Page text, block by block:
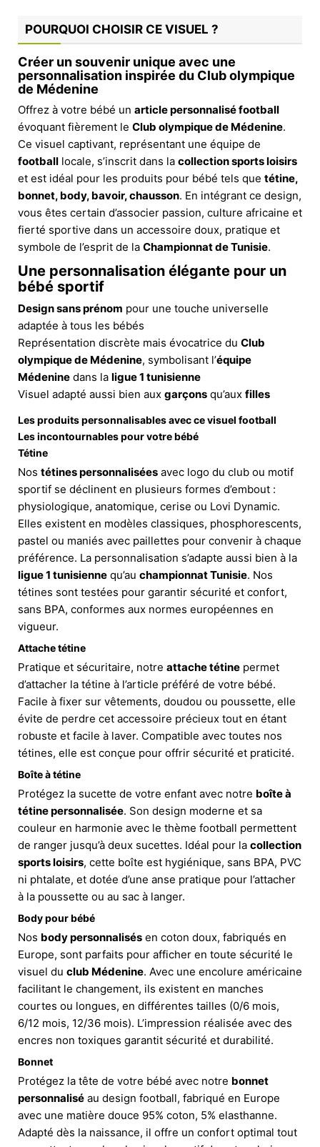
POURQUOI CHOISIR CE VISUEL ?
Créer un souvenir unique avec une
personnalisation inspirée du Club olympique
de Médenine
Offrez à votre bébé un article personnalisé football
évoquant fièrement le Club olympique de Médenine.
Ce visuel captivant, représentant une équipe de
football locale, s’inscrit dans la collection sports loisirs
et est idéal pour les produits pour bébé tels que tétine,
bonnet, body, bavoir, chausson. En intégrant ce design,
vous êtes certain d’associer passion, culture africaine et
fierté sportive dans un accessoire doux, pratique et
symbole de l’esprit de la Championnat de Tunisie.
Une personnalisation élégante pour un
bébé sportif
Design sans prénom pour une touche universelle
adaptée à tous les bébés
Représentation discrète mais évocatrice du Club
olympique de Médenine, symbolisant l’équipe
Médenine dans la ligue 1 tunisienne
Visuel adapté aussi bien aux garçons qu’aux filles
Les produits personnalisables avec ce visuel football
Les incontournables pour votre bébé
Tétine
Nos tétines personnalisées avec logo du club ou motif
sportif se déclinent en plusieurs formes d’embout :
physiologique, anatomique, cerise ou Lovi Dynamic.
Elles existent en modèles classiques, phosphorescents,
pastel ou maniés avec paillettes pour convenir à chaque
préférence. La personnalisation s’adapte aussi bien à la
ligue 1 tunisienne qu’au championnat Tunisie. Nos
tétines sont testées pour garantir sécurité et confort,
sans BPA, conformes aux normes européennes en
vigueur.
Attache tétine
Pratique et sécuritaire, notre attache tétine permet
d’attacher la tétine à l’article préféré de votre bébé.
Facile à fixer sur vêtements, doudou ou poussette, elle
évite de perdre cet accessoire précieux tout en étant
robuste et facile à laver. Compatible avec toutes nos
tétines, elle est conçue pour offrir sécurité et praticité.
Boîte à tétine
Protégez la sucette de votre enfant avec notre boîte à
tétine personnalisée. Son design moderne et sa
couleur en harmonie avec le thème football permettent
de ranger jusqu’à deux sucettes. Idéal pour la collection
sports loisirs, cette boîte est hygiénique, sans BPA, PVC
ni phtalate, et dotée d’une anse pratique pour l’attacher
à la poussette ou au sac à langer.
Body pour bébé
Nos body personnalisés en coton doux, fabriqués en
Europe, sont parfaits pour afficher en toute sécurité le
visuel du club Médenine. Avec une encolure américaine
facilitant le changement, ils existent en manches
courtes ou longues, en différentes tailles (0/6 mois,
6/12 mois, 12/36 mois). L’impression réalisée avec des
encres non toxiques garantit sécurité et durabilité.
Bonnet
Protégez la tête de votre bébé avec notre bonnet
personnalisé au design football, fabriqué en Europe
avec une matière douce 95% coton, 5% elasthanne.
Adapté dès la naissance, il offre un confort optimal tout